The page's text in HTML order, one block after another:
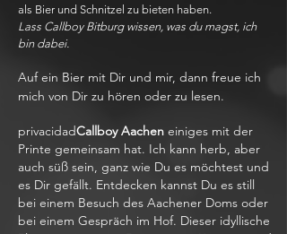
als Bier und Schnitzel zu bieten haben.
Lass Callboy Bitburg wissen, was du magst, ich
bin dabei.
Auf ein Bier mit Dir und mir, dann freue ich
mich von Dir zu hören oder zu lesen.
privacidadCallboy Aachen einiges mit der
Printe gemeinsam hat. Ich kann herb, aber
auch süß sein, ganz wie Du es möchtest und
es Dir gefällt. Entdecken kannst Du es still
bei einem Besuch des Aachener Doms oder
bei einem Gespräch im Hof. Dieser idyllische